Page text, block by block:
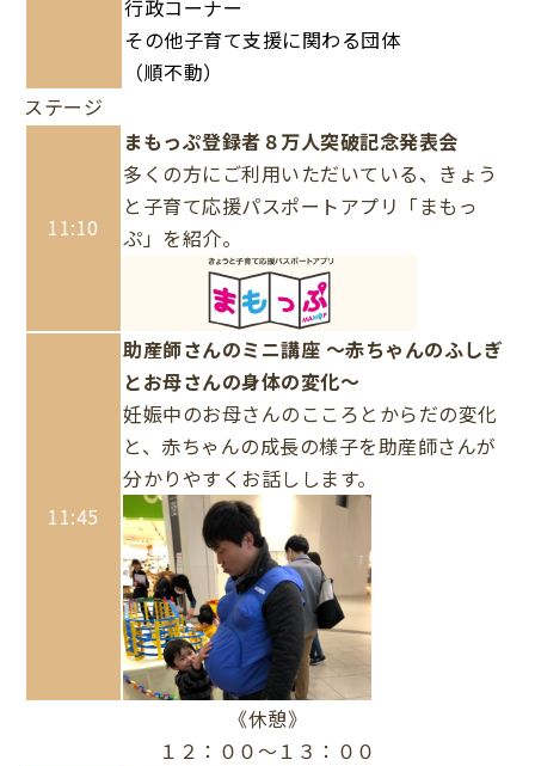
行政コーナー
その他子育て支援に関わる団体
（順不動）
ステージ
11:10
まもっぷ登録者８万人突破記念発表会
多くの方にご利用いただいている、きょう
と子育て応援パスポートアプリ「まもっ
ぷ」を紹介。
11:45
助産師さんのミニ講座 ～赤ちゃんのふしぎ
とお母さんの身体の変化～
妊娠中のお母さんのこころとからだの変化
と、赤ちゃんの成長の様子を助産師さんが
分かりやすくお話しします。
《休憩》
１２：００～１３：００